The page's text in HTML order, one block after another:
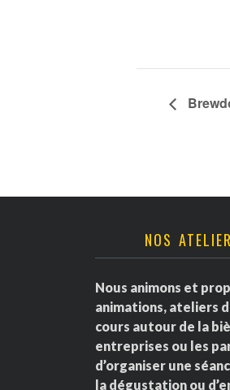
NOS
Nous animons et
animations, ateliers
cours autour de la
entreprises ou les
d’organiser une
la dégustation ou